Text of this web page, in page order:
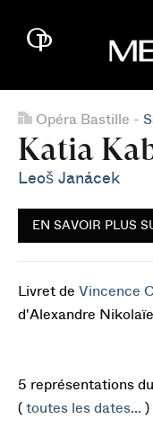
Opéra Bastille -
Katia
Leoš Janácek
EN SAVOIR PLUS
Livret de Vincence
d'Alexandre
5 représentations
( toutes les dates... )